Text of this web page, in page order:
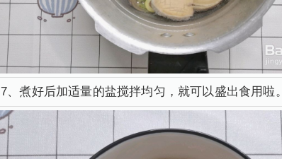
7、煮好后加适量的盐搅拌均匀，就可以盛出食用啦。